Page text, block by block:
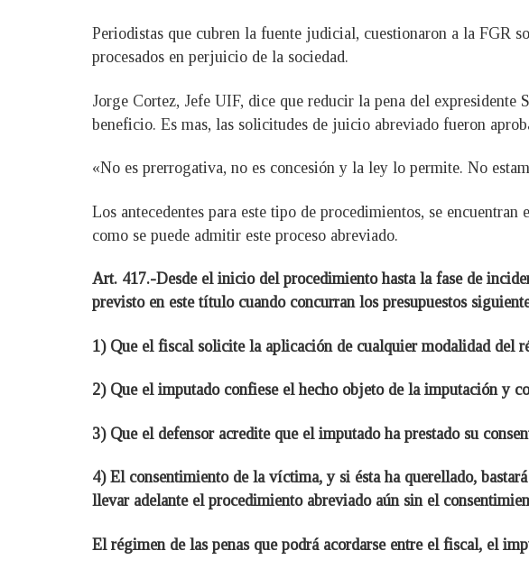
Periodistas que cubren la fuente judicial, cuestionaron a la FGR
procesados en perjuicio de la sociedad.
Jorge Cortez, Jefe UIF, dice que reducir la pena del
beneficio. Es mas, las solicitudes de juicio abreviado fueron
«No es prerrogativa, no es concesión y la ley lo permite. No
Los antecedentes para este tipo de procedimientos, se
como se puede admitir este proceso abreviado.
Art. 417.-Desde el inicio del procedimiento hasta la fase de
previsto en este título cuando concurran los presupuestos
1) Que el fiscal solicite la aplicación de cualquier modalidad del
2) Que el imputado confiese el hecho objeto de la imputación y
3) Que el defensor acredite que el imputado ha prestado su
4) El consentimiento de la víctima, y si ésta ha querellado,
llevar adelante el procedimiento abreviado aún sin el
El régimen de las penas que podrá acordarse entre el fiscal, el